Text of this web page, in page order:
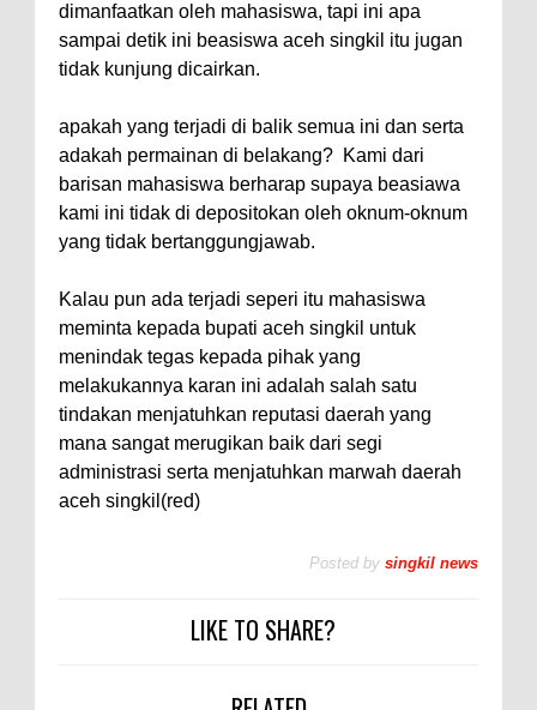
dimanfaatkan oleh mahasiswa, tapi ini apa
sampai detik ini beasiswa aceh singkil itu jugan
tidak kunjung dicairkan.
apakah yang terjadi di balik semua ini dan serta
adakah permainan di belakang? Kami dari
barisan mahasiswa berharap supaya beasiawa
kami ini tidak di depositokan oleh oknum-oknum
yang tidak bertanggungjawab.
Kalau pun ada terjadi seperi itu mahasiswa
meminta kepada bupati aceh singkil untuk
menindak tegas kepada pihak yang
melakukannya karan ini adalah salah satu
tindakan menjatuhkan reputasi daerah yang
mana sangat merugikan baik dari segi
administrasi serta menjatuhkan marwah daerah
aceh singkil(red)
Posted by singkil news
LIKE TO SHARE?